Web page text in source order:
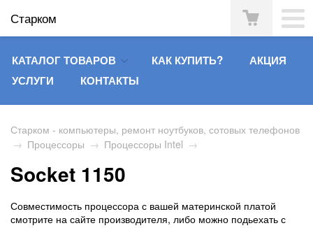
Старком
КАТАЛОГ ТОВАРОВ КАК КУПИТЬ?
АКЦИЯ
УСЛУГИ
КОНТАКТЫ
Старком - компьютеры, ремонт ноутбуков, сотовых телефонов
→ Процессоры → Процессоры Intel →
Socket 1150
Совместимость процессора с вашей материнской платой
смотрите на сайте производителя, либо можно подьехать с